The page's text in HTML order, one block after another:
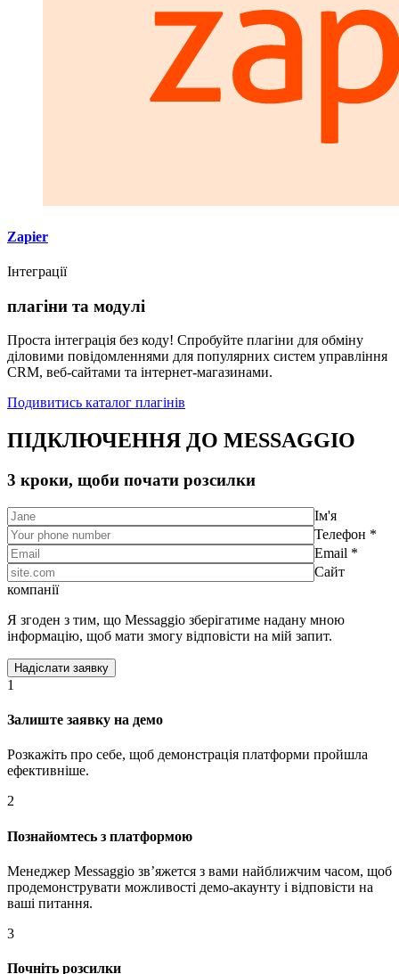
Zapier
Інтеграції
плагіни та модулі
Проста інтеграція без коду! Спробуйте плагіни для обміну
діловими повідомленнями для популярних систем управління
CRM, веб-сайтами та інтернет-магазинами.
Подивитись каталог плагінів
ПІДКЛЮЧЕННЯ ДО MESSAGGIO
3 кроки, щоби почати розсилки
Ім'я
Телефон *
Email *
Сайт
компанії
Я згоден з тим, що Messaggio зберігатиме надану мною
інформацію, щоб мати змогу відповісти на мій запит.
1
Залиште заявку на демо
Розкажіть про себе, щоб демонстрація платформи пройшла
ефективніше.
2
Познайомтесь з платформою
Менеджер Messaggio звʼяжется з вами найближчим часом, щоб
продемонструвати можливості демо-акаунту і відповісти на
ваші питання.
3
Почніть розсилки